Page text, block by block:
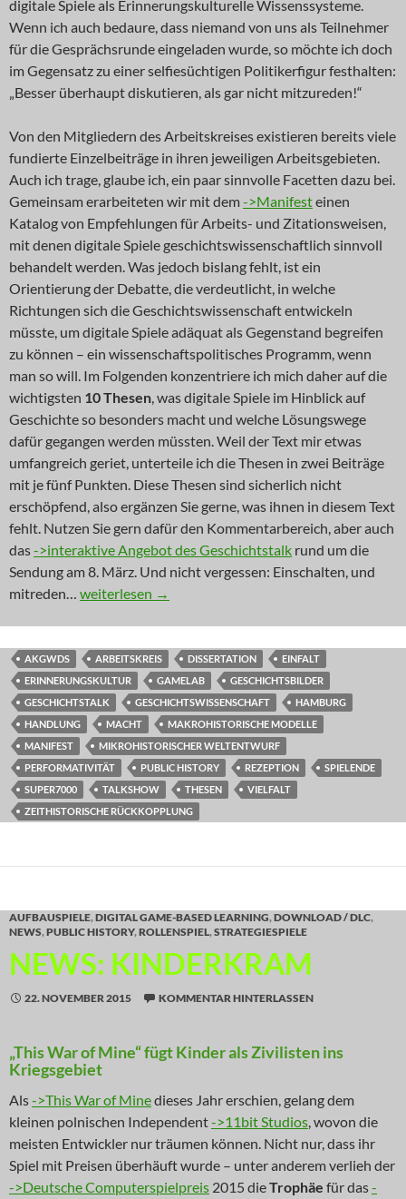
digitale Spiele als Erinnerungskulturelle Wissenssysteme.
Wenn ich auch bedaure, dass niemand von uns als Teilnehmer
für die Gesprächsrunde eingeladen wurde, so möchte ich doch
im Gegensatz zu einer selfiesüchtigen Politikerfigur festhalten:
„Besser überhaupt diskutieren, als gar nicht mitzureden!“
Von den Mitgliedern des Arbeitskreises existieren bereits viele
fundierte Einzelbeiträge in ihren jeweiligen Arbeitsgebieten.
Auch ich trage, glaube ich, ein paar sinnvolle Facetten dazu bei.
Gemeinsam erarbeiteten wir mit dem->Manifesteinen
Katalog von Empfehlungen für Arbeits- und Zitationsweisen,
mit denen digitale Spiele geschichtswissenschaftlich sinnvoll
behandelt werden. Was jedoch bislang fehlt, ist ein
Orientierung der Debatte, die verdeutlicht, in welche
Richtungen sich die Geschichtswissenschaft entwickeln
müsste, um digitale Spiele adäquat als Gegenstand begreifen
zu können – ein wissenschaftspolitisches Programm, wenn
man so will. Im Folgenden konzentriere ich mich daher auf die
wichtigsten 10 Thesen, was digitale Spiele im Hinblick auf
Geschichte so besonders macht und welche Lösungswege
dafür gegangen werden müssten. Weil der Text mir etwas
umfangreich geriet, unterteile ich die Thesen in zwei Beiträge
mit je fünf Punkten. Diese Thesen sind sicherlich nicht
erschöpfend, also ergänzen Sie gerne, was ihnen in diesem Text
fehlt. Nutzen Sie gern dafür den Kommentarbereich, aber auch
das->interaktive Angebot des Geschichtstalk rund um die
Sendung am 8. März. Und nicht vergessen: Einschalten, und
mitreden… DGBL: „Schatz, wir müssen reden!“ (Teil 1)
weiterlesen →
AKGWDS ARBEITSKREIS DISSERTATION
EINFALT
ERINNERUNGSKULTUR
GAMELAB
GESCHICHTSBILDER
GESCHICHTSTALK
GESCHICHTSWISSENSCHAFT
HAMBURG
HANDLUNG
MACHT
MAKROHISTORISCHE MODELLE
MANIFEST
MIKROHISTORISCHER WELTENTWURF
PERFORMATIVITÄT
PUBLIC HISTORY REZEPTION
SPIELENDE
SUPER7000
TALKSHOW THESEN
VIELFALT
ZEITHISTORISCHE RÜCKKOPPLUNG
AUFBAUSPIELE,DIGITAL GAME-BASED LEARNING,DOWNLOAD / DLC,
NEWS,PUBLIC HISTORY,ROLLENSPIEL,STRATEGIESPIELE
NEWS: KINDERKRAM
22. NOVEMBER 2015 KOMMENTAR HINTERLASSEN
„This War of Mine“ fügt Kinder als Zivilisten ins
Kriegsgebiet
Als->This War of Minedieses Jahr erschien, gelang dem
kleinen polnischen Independent->11bit Studios, wovon die
meisten Entwickler nur träumen können. Nicht nur, dass ihr
Spiel mit Preisen überhäuft wurde – unter anderem verlieh der
->Deutsche Computerspielpreis 2015 dieTrophäe für das-